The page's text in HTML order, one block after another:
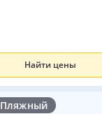
Найти цены
Пляжный